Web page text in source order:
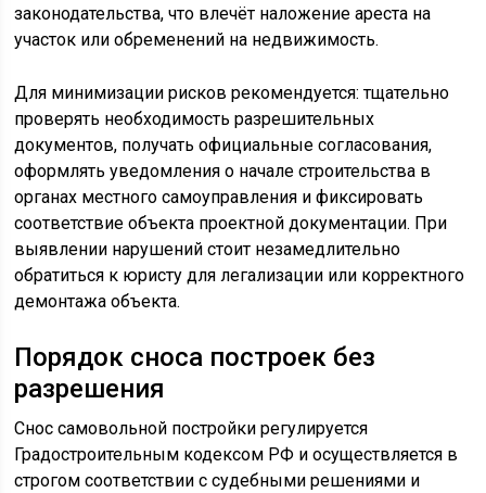
законодательства, что влечёт наложение ареста на
участок или обременений на недвижимость.
Для минимизации рисков рекомендуется: тщательно
проверять необходимость разрешительных
документов, получать официальные согласования,
оформлять уведомления о начале строительства в
органах местного самоуправления и фиксировать
соответствие объекта проектной документации. При
выявлении нарушений стоит незамедлительно
обратиться к юристу для легализации или корректного
демонтажа объекта.
Порядок сноса построек без
разрешения
Снос самовольной постройки регулируется
Градостроительным кодексом РФ и осуществляется в
строгом соответствии с судебными решениями и